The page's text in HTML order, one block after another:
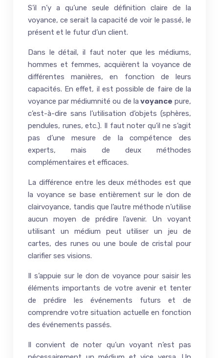
S’il n’y a qu’une seule définition claire de la
voyance, ce serait la capacité de voir le passé, le
présent et le futur d’un client.
Dans le détail, il faut noter que les médiums,
hommes et femmes, acquièrent la voyance de
différentes manières, en fonction de leurs
capacités. En effet, il est possible de faire de la
voyance par médiumnité ou de la voyance pure,
c’est-à-dire sans l’utilisation d’objets (sphères,
pendules, runes, etc.). Il faut noter qu’il ne s’agit
pas d’une mesure de la compétence des
experts, mais de deux méthodes
complémentaires et efficaces.
La différence entre les deux méthodes est que
la voyance se base entièrement sur le don de
clairvoyance, tandis que l’autre méthode n’utilise
aucun moyen de prédire l’avenir. Un voyant
utilisant un médium peut utiliser un jeu de
cartes, des runes ou une boule de cristal pour
clarifier ses visions.
Il s’appuie sur le don de voyance pour saisir les
éléments importants de votre avenir et tenter
de prédire les événements futurs et de
comprendre votre situation actuelle en fonction
des événements passés.
Il convient de noter qu’un voyant n’est pas